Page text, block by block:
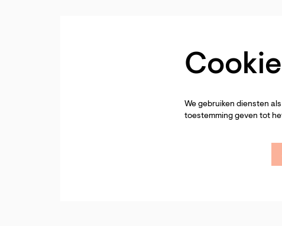
We gebruiken diensten
toestemming geven tot